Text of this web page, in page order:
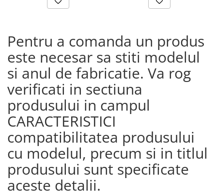
Pentru a comanda un produs
este necesar sa stiti modelul
si anul de fabricatie. Va rog
verificati in sectiuna
produsului in campul
CARACTERISTICI
compatibilitatea produsului
cu modelul, precum si in titlul
produsului sunt specificate
aceste detalii.